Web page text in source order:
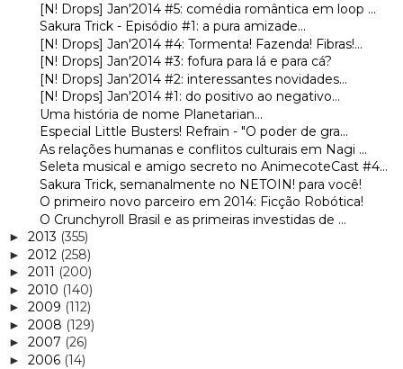
[N! Drops] Jan'2014 #5: comédia romântica em loop ...
Sakura Trick - Episódio #1: a pura amizade...
[N! Drops] Jan'2014 #4: Tormenta! Fazenda! Fibras!...
[N! Drops] Jan'2014 #3: fofura para lá e para cá?
[N! Drops] Jan'2014 #2: interessantes novidades...
[N! Drops] Jan'2014 #1: do positivo ao negativo...
Uma história de nome Planetarian...
Especial Little Busters! Refrain - "O poder de gra...
As relações humanas e conflitos culturais em Nagi ...
Seleta musical e amigo secreto no AnimecoteCast #4...
Sakura Trick, semanalmente no NETOIN! para você!
O primeiro novo parceiro em 2014: Ficção Robótica!
O Crunchyroll Brasil e as primeiras investidas de ...
► 2013 (355)
► 2012 (258)
► 2011 (200)
► 2010 (140)
► 2009 (112)
► 2008 (129)
► 2007 (26)
► 2006 (14)